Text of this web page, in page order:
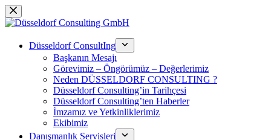
Skip
to
Düsseldorf ConsultIng
Başkanın Mesajı
Görevimiz – Öngörümüz – Değerlerimiz
Neden DÜSSELDORF CONSULTING ?
Düsseldorf Consulting’in Tarihçesi
Düsseldorf Consulting’ten Haberler
İmzamız ve Yetkinliklerimiz
Ekibimiz
Danışmanlık Servisleri